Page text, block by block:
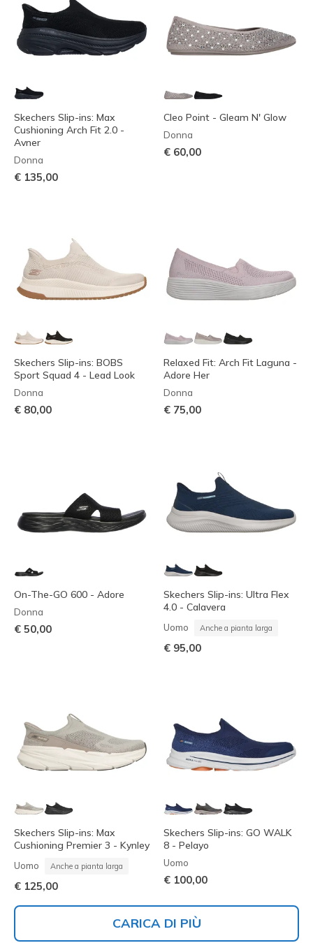
Skechers Slip-ins: Max
Cushioning Arch Fit 2.0 -
Avner
Donna
€ 135,00
Cleo Point - Gleam N' Glow
Donna
€ 60,00
Skechers Slip-ins: BOBS
Sport Squad 4 - Lead Look
Donna
€ 80,00
Relaxed Fit: Arch Fit Laguna -
Adore Her
Donna
€ 75,00
On-The-GO 600 - Adore
Donna
€ 50,00
Skechers Slip-ins: Ultra Flex
4.0 - Calavera
Uomo Anche a pianta larga
€ 95,00
Skechers Slip-ins: Max
Cushioning Premier 3 - Kynley
Uomo Anche a pianta larga
€ 125,00
Skechers Slip-ins: GO WALK
8 - Pelayo
Uomo
€ 100,00
CARICA DI PIÙ